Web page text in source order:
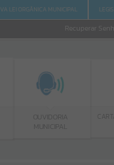
LEI ORGÂNICA MUNICIPAL
Recuperar
OUVIDORIA
MUNICIPAL